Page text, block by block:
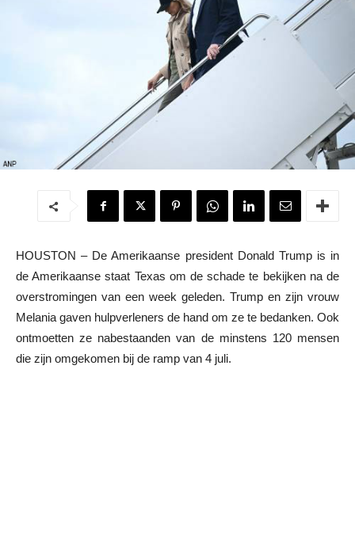
HOUSTON – De Amerikaanse president Donald Trump is in
de Amerikaanse staat Texas om de schade te bekijken na de
overstromingen van een week geleden. Trump en zijn vrouw
Melania gaven hulpverleners de hand om ze te bedanken. Ook
ontmoetten ze nabestaanden van de minstens 120 mensen
die zijn omgekomen bij de ramp van 4 juli.